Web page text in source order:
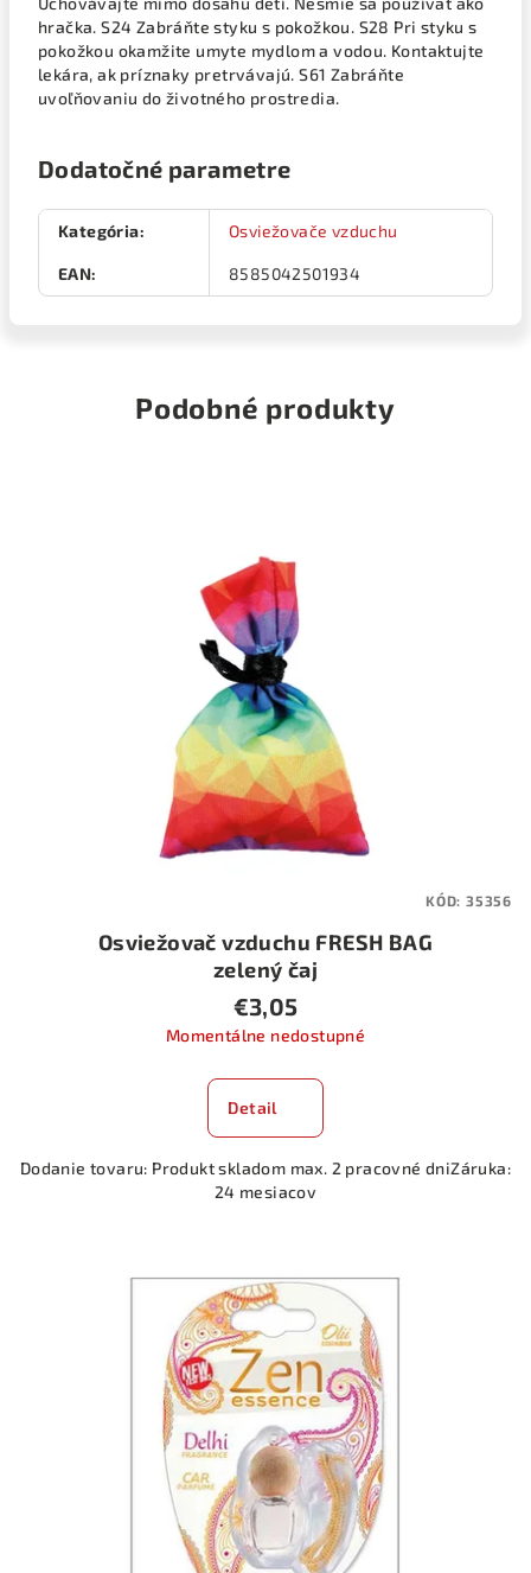
hračka. S24 Zabráňte styku s pokožkou. S28 Pri styku s
pokožkou okamžite umyte mydlom a vodou. Kontaktujte
lekára, ak príznaky pretrvávajú. S61 Zabráňte
uvoľňovaniu do životného prostredia.
Dodatočné parametre
Kategória: Osviežovače vzduchu
EAN: 8585042501934
Podobné produkty
Osviežovač vzduchu FRESH BAG
zelený čaj
€3,05
Momentálne nedostupné
Detail
Dodanie tovaru: Produkt skladom max. 2 pracovné dniZáruka:
24 mesiacov
KÓD: 35356